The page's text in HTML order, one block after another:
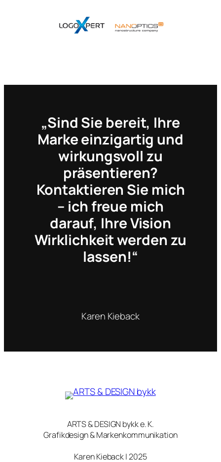
„Sind Sie bereit, Ihre
Marke einzigartig und
wirkungsvoll zu
präsentieren?
Kontaktieren Sie mich
– ich freue mich
darauf, Ihre Vision
Wirklichkeit werden zu
lassen!“
Karen Kieback
ARTS & DESIGN bykk e. K.
Grafikdesign & Markenkommunikation
Karen Kieback | 2025